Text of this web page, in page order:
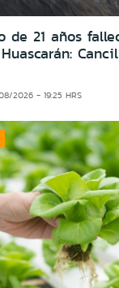
de 21 años
2026 - 19:25 HRS